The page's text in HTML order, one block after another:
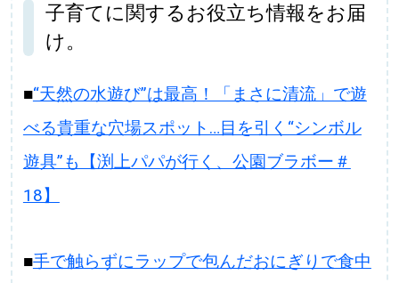
子育てに関するお役立ち情報をお届
け。
■“天然の水遊び”は最高！「まさに清流」で遊
べる貴重な穴場スポット…目を引く“シンボル
遊具”も【渕上パパが行く、公園ブラボー＃
18】
■手で触らずにラップで包んだおにぎりで食中